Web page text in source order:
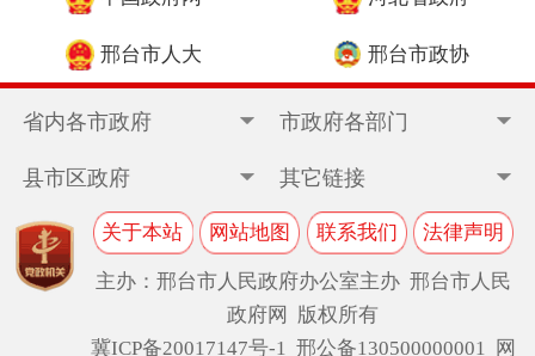
邢台市人大 邢台市政协
省内各市政府 市政府各部门
县市区政府 其它链接
关于本站 网站地图 联系我们 法律声明
主办：邢台市人民政府办公室主办 邢台市人民
政府网 版权所有
冀ICP备20017147号-1 邢公备130500000001 网